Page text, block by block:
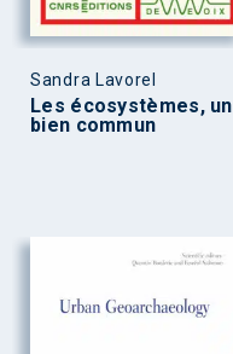
Sandra Lavorel
Les écosystèmes, un
bien commun